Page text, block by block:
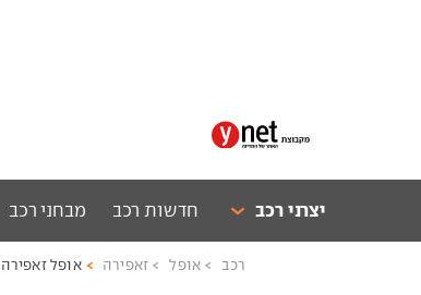
יצרני רכב חדשות רכב מבחני רכב
רכב אופל זאפירה אופל זאפירה 2012-2018